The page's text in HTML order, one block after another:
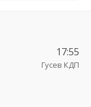
17:55
Гусев КДП